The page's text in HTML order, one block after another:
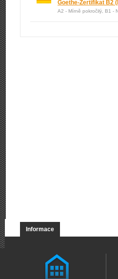
Goethe-Zertifikat B2
A2 - Mírně pokročilý, B1 -
Informace